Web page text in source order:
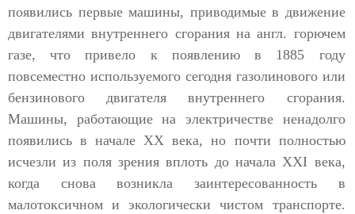
появились первые машины, приводимые в движение
двигателями внутреннего сгорания на англ. горючем
газе, что привело к появлению в 1885 году
повсеместно используемого сегодня газолинового или
бензинового двигателя внутреннего сгорания.
Машины, работающие на электричестве ненадолго
появились в начале XX века, но почти полностью
исчезли из поля зрения вплоть до начала XXI века,
когда снова возникла заинтересованность в
малотоксичном и экологически чистом транспорте.